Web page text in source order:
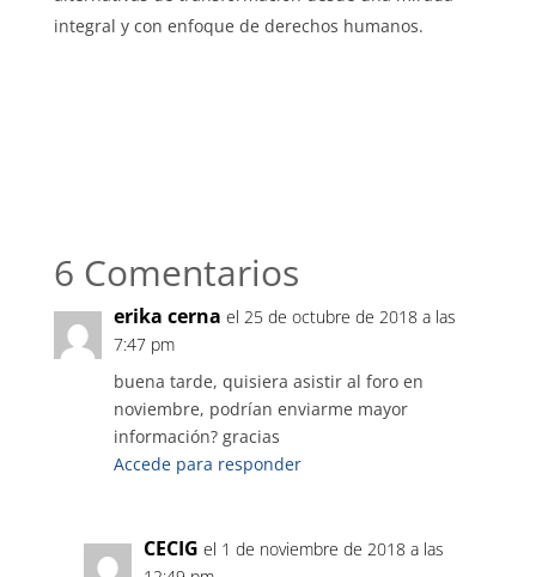
integral y con enfoque de derechos humanos.
6 Comentarios
erika cerna el 25 de octubre de 2018 a las
7:47 pm
buena tarde, quisiera asistir al foro en
noviembre, podrían enviarme mayor
información? gracias
Accede para responder
CECIG el 1 de noviembre de 2018 a las